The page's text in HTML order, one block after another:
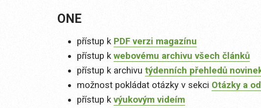
ONE
přístup k PDF verzi magazínu
přístup k webovému archivu všech článků
přístup k archivu týdenních přehledů
možnost pokládat otázky v sekci Otázky a
přístup k výukovým videím